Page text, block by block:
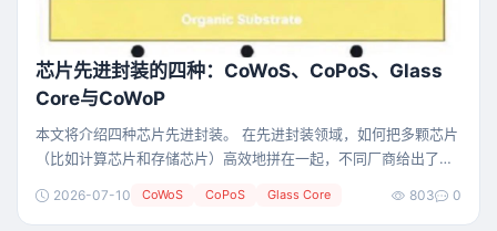
芯片先进封装的四种：CoWoS、CoPoS、Glass
Core与CoWoP
本文将介绍四种芯片先进封装。 在先进封装领域，如何把多颗芯片
（比如计算芯片和存储芯片）高效地拼在一起，不同厂商给出了不
各有取舍。 CoWoS CoWoS是目前最成熟的方案，台积电的拳头技
2026-07-10 CoWoS CoPoS Glass Core 803 0